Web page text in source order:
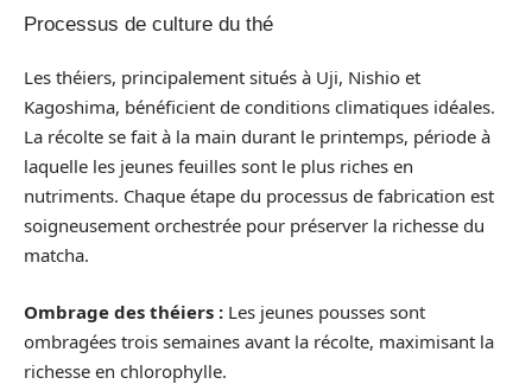
Processus de culture du thé
Les théiers, principalement situés à Uji, Nishio et
Kagoshima, bénéficient de conditions climatiques idéales.
La récolte se fait à la main durant le printemps, période à
laquelle les jeunes feuilles sont le plus riches en
nutriments. Chaque étape du processus de fabrication est
soigneusement orchestrée pour préserver la richesse du
matcha.
Ombrage des théiers : Les jeunes pousses sont
ombragées trois semaines avant la récolte, maximisant la
richesse en chlorophylle.